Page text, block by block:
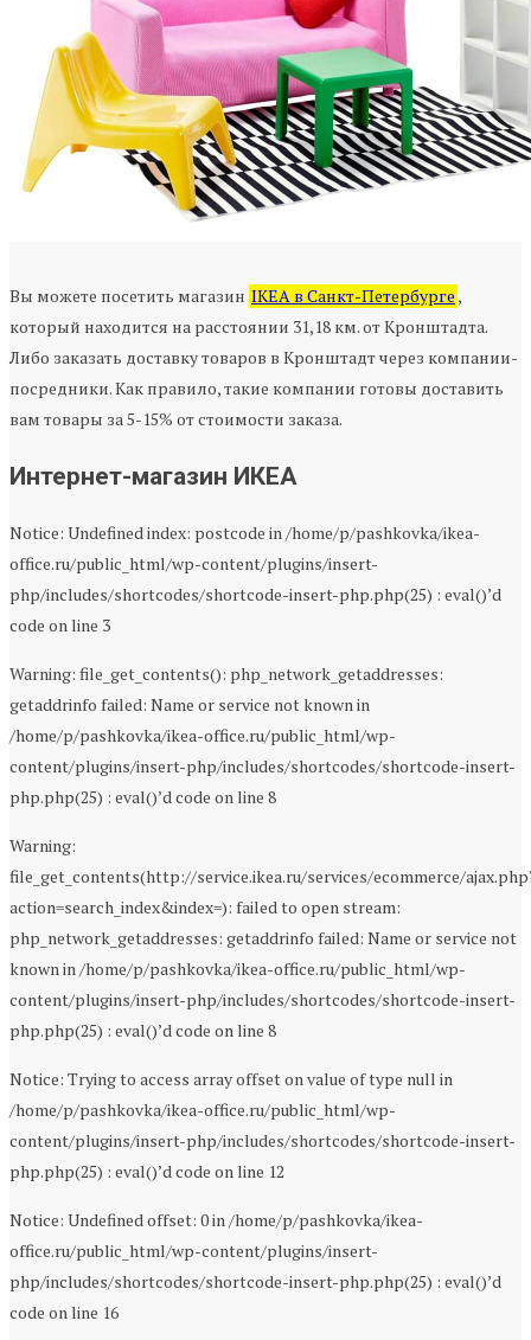
Вы можете посетить магазин IKEA в Санкт-Петербурге ,
который находится на расстоянии 31,18 км. от Кронштадта.
Либо заказать доставку товаров в Кронштадт через компании-
посредники. Как правило, такие компании готовы доставить
вам товары за 5-15% от стоимости заказа.
Интернет-магазин ИКЕА
Notice: Undefined index: postcode in /home/p/pashkovka/ikea-
office.ru/public_html/wp-content/plugins/insert-
php/includes/shortcodes/shortcode-insert-php.php(25) : eval()’d
code on line 3
Warning: file_get_contents(): php_network_getaddresses:
getaddrinfo failed: Name or service not known in
/home/p/pashkovka/ikea-office.ru/public_html/wp-
content/plugins/insert-php/includes/shortcodes/shortcode-insert-
php.php(25) : eval()’d code on line 8
Warning:
file_get_contents(http://service.ikea.ru/services/ecommerce/
action=search_index&index=): failed to open stream:
php_network_getaddresses: getaddrinfo failed: Name or service not
known in /home/p/pashkovka/ikea-office.ru/public_html/wp-
content/plugins/insert-php/includes/shortcodes/shortcode-insert-
php.php(25) : eval()’d code on line 8
Notice: Trying to access array offset on value of type null in
/home/p/pashkovka/ikea-office.ru/public_html/wp-
content/plugins/insert-php/includes/shortcodes/shortcode-insert-
php.php(25) : eval()’d code on line 12
Notice: Undefined offset: 0 in /home/p/pashkovka/ikea-
office.ru/public_html/wp-content/plugins/insert-
php/includes/shortcodes/shortcode-insert-php.php(25) : eval()’d
code on line 16